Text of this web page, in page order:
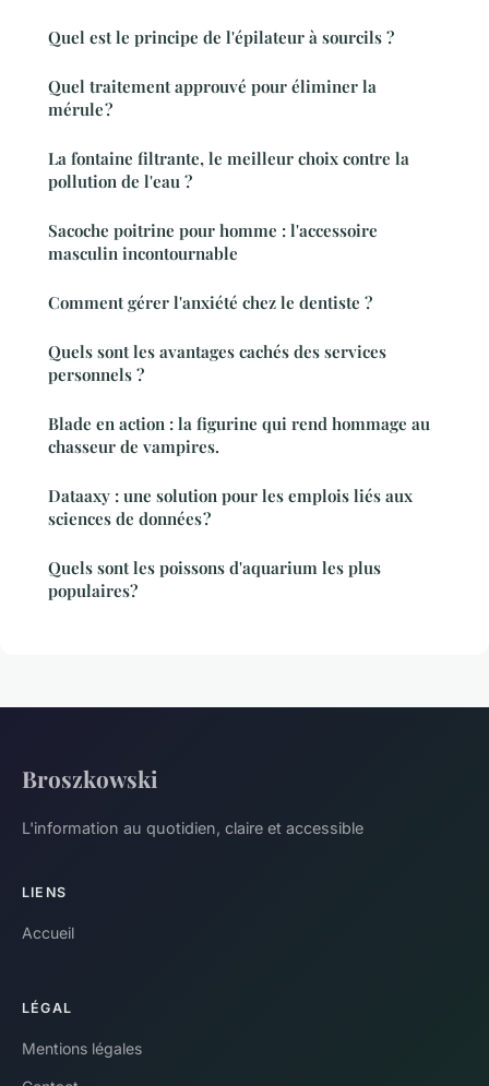
Quel est le principe de l'épilateur à sourcils ?
Quel traitement approuvé pour éliminer la
mérule ?
La fontaine filtrante, le meilleur choix contre la
pollution de l'eau ?
Sacoche poitrine pour homme : l'accessoire
masculin incontournable
Comment gérer l'anxiété chez le dentiste ?
Quels sont les avantages cachés des services
personnels ?
Blade en action : la figurine qui rend hommage au
chasseur de vampires.
Dataaxy : une solution pour les emplois liés aux
sciences de données ?
Quels sont les poissons d'aquarium les plus
populaires?
Broszkowski
L'information au quotidien, claire et accessible
LIENS
Accueil
LÉGAL
Mentions légales